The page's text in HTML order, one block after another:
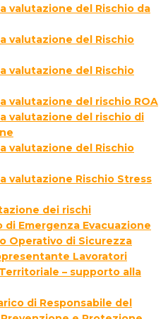
valutazione del Rischio da
valutazione del Rischio
valutazione del Rischio
valutazione del rischio ROA
valutazione del rischio di
valutazione del Rischio
valutazione Rischio Stress
dei rischi
di Emergenza Evacuazione
Operativo di Sicurezza
Lavoratori
– supporto alla
di Responsabile del